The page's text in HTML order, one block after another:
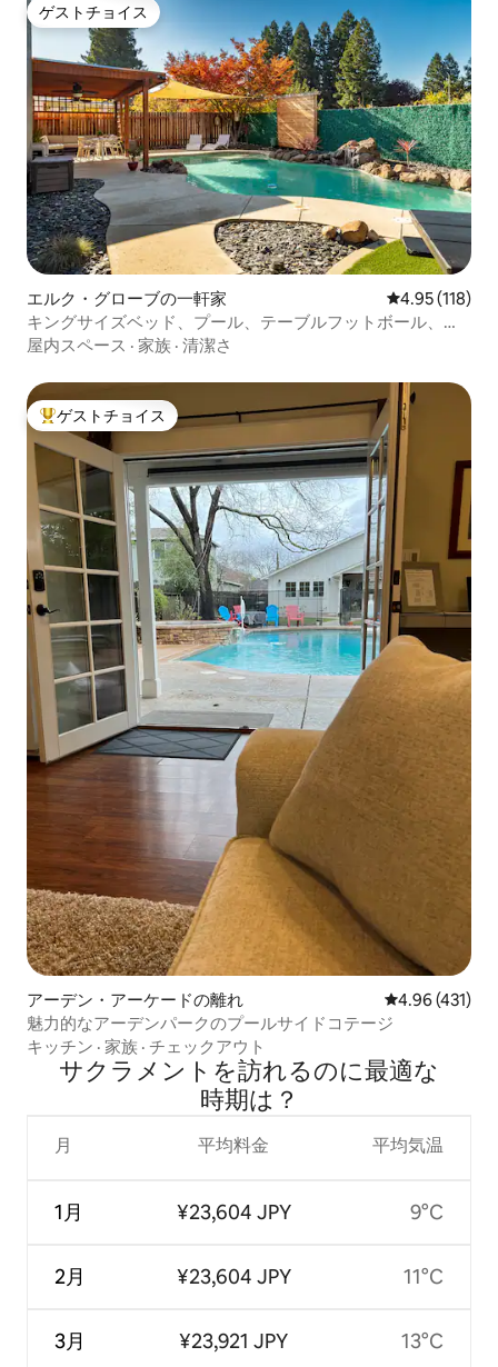
ゲストチョイス
ゲストチョイス
エルク・グローブの一軒家 レビュー118
4.95 (118)
キングサイズベッド、プール、テーブルフットボール、ゲ
ームセンター、美しい！
屋内スペース · 家族 · 清潔さ
大好評のゲストチョイスです。
ゲストチョイス
アーデン・アーケードの離れ レビュー431
4.96 (431)
魅力的なアーデンパークのプールサイドコテージ
キッチン · 家族 · チェックアウト
サクラメントを訪⁠れ⁠るの⁠に最⁠適⁠な
時⁠期⁠は⁠？
月
1月
2月
3月
平均料金
¥23,604 JPY
¥23,604 JPY
¥23,921 JPY
平均気温
9°C
11°C
13°C